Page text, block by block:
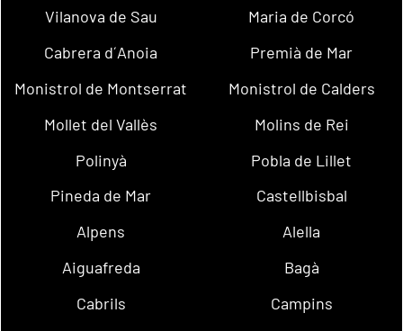
Vilanova de Sau
Maria de Corcó
Cabrera d´Anoia
Premià de Mar
Monistrol de Montserrat
Monistrol de Calders
Mollet del Vallès
Molins de Rei
Polinyà
Pobla de Lillet
Pineda de Mar
Castellbisbal
Alpens
Alella
Aiguafreda
Bagà
Cabrils
Campins